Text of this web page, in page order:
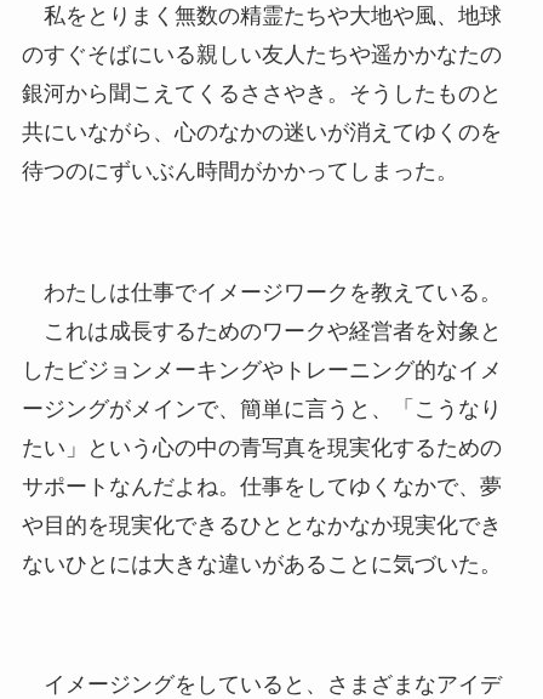
私をとりまく無数の精霊たちや大地や風、地球
のすぐそばにいる親しい友人たちや遥かかなたの
銀河から聞こえてくるささやき。そうしたものと
共にいながら、心のなかの迷いが消えてゆくのを
待つのにずいぶん時間がかかってしまった。
わたしは仕事でイメージワークを教えている。
これは成長するためのワークや経営者を対象と
したビジョンメーキングやトレーニング的なイメ
ージングがメインで、簡単に言うと、「こうなり
たい」という心の中の青写真を現実化するための
サポートなんだよね。仕事をしてゆくなかで、夢
や目的を現実化できるひととなかなか現実化でき
ないひとには大きな違いがあることに気づいた。
イメージングをしていると、さまざまなアイデ